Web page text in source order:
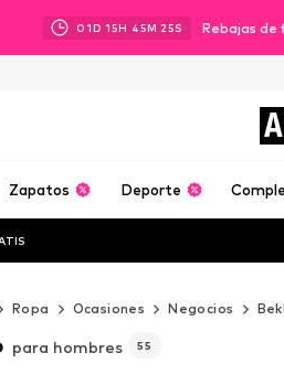
01D 15H 45M 23S Rebajas de
Zapatos Deporte
Ropa Ocasiones Negocios
para hombres 55